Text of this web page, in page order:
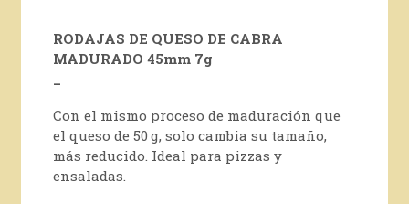
RODAJAS DE QUESO DE CABRA
MADURADO 45mm 7g
Con el mismo proceso de maduración que
el queso de 50 g, solo cambia su tamaño,
más reducido. Ideal para pizzas y
ensaladas.